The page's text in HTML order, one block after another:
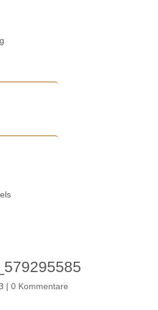
| 0 Kommentare